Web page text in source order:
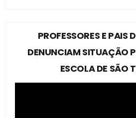
PROFESSORES E PAIS
DENUNCIAM SITUAÇÃO
ESCOLA DE SÃO